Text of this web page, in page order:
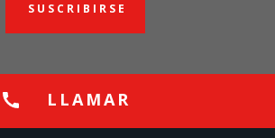
SUSCRIBIRSE
LLAMAR